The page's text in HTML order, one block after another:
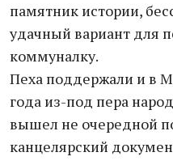
памятник истории,
удачный вариант для
коммуналку.
Пеха поддержали и в
года из-под пера
вышел не очередной
канцелярский